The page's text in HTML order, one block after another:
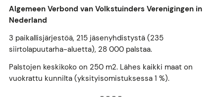
Algemeen Verbond van Volkstuinders Verenigingen in
Nederland
3 paikallisjärjestöä, 215 jäsenyhdistystä (235
siirtolapuutarha-aluetta), 28 000 palstaa.
Palstojen keskikoko on 250 m2. Lähes kaikki maat on
vuokrattu kunnilta (yksityisomistuksessa 1 %).
- - - -